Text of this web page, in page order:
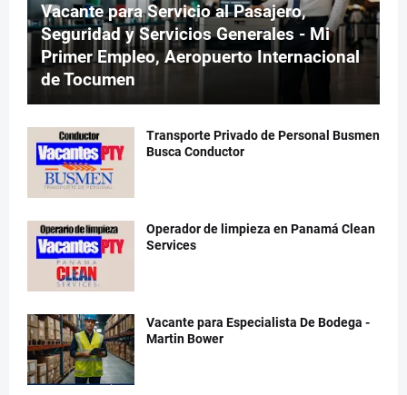
Vacante para Servicio al Pasajero,
Seguridad y Servicios Generales - Mi
Primer Empleo, Aeropuerto Internacional
de Tocumen
Transporte Privado de Personal Busmen
Busca Conductor
Operador de limpieza en Panamá Clean
Services
Vacante para Especialista De Bodega -
Martin Bower